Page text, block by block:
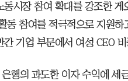
시장 참여 확대를 강조한 게
동 참여를 적극적으로 지원
간 기업 부문에서 여성 CEO
행의 과도한 이자 수익에 세